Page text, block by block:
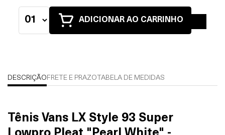
ADICIONAR AO CARRINHO
DESCRIÇÃO FRETE E PRAZOTABELA DE MEDIDAS
Tênis Vans LX Style 93 Super